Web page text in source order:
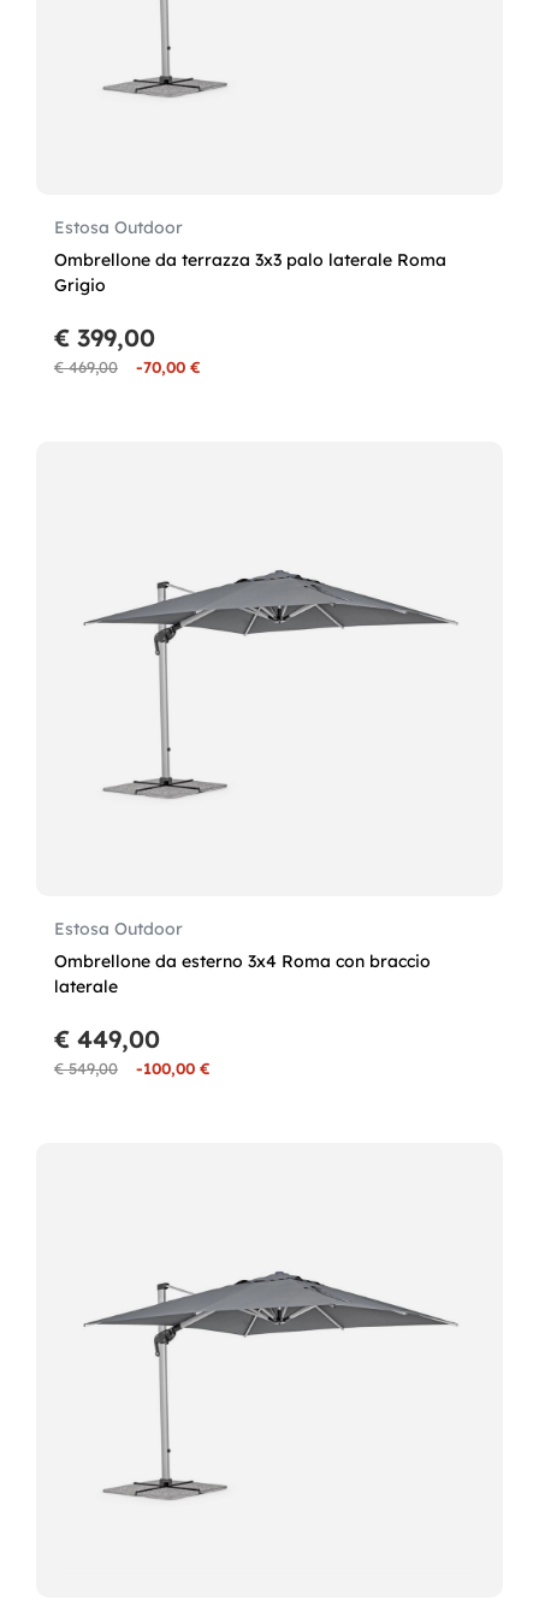
Estosa Outdoor
Ombrellone da terrazza 3x3 palo laterale Roma
Grigio
€ 469,00 -70,00 €
€ 399,00
Estosa Outdoor
Ombrellone da esterno 3x4 Roma con braccio
laterale
€ 549,00 -100,00 €
€ 449,00